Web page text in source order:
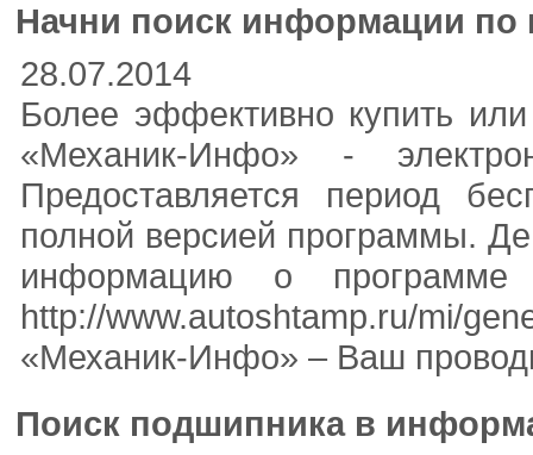
Начни поиск информации
28.07.2014
Более эффективно купить
«Механик-Инфо» -
Предоставляется период
полной версией программы.
информацию о
http://www.autoshtamp.ru/
«Механик-Инфо» – Ваш
Поиск подшипника в